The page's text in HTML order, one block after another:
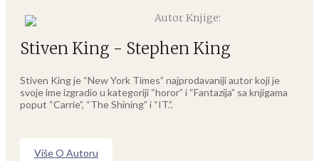
Autor Knjige:
Stiven King - Stephen King
Stiven King je “New York Times” najprodavaniji autor koji je
svoje ime izgradio u kategoriji “horor” i “Fantazija” sa knjigama
poput “Carrie”, “The Shining” i “IT.”.
Više O Autoru